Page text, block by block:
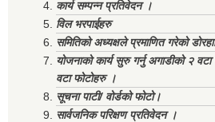
कार्य सम्पन्न प्रतिवेदन ।
विल भरपाईहरु
समितिको अध्यक्षले प्रमाणित गरेको
योजनाको कार्य सुरु गर्नु अगाडीको २
वटा फोटोहरु ।
सूचना पाटी/ वोर्डको फोटो।
सार्वजनिक परिक्षण प्रतिवेदन ।